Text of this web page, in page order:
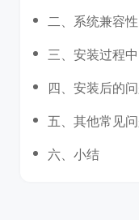
二、系统兼容
三、安装过程
四、安装后的
五、其他常见
六、小结